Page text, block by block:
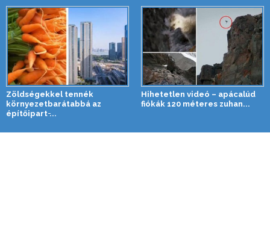
Zöldségekkel tennék
környezetbarátabbá az
építőipart ̵...
Hihetetlen videó – apácalúd
fiókák 120 méteres zuhan...